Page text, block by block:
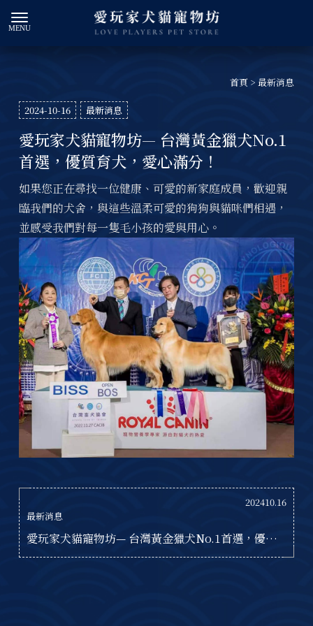
首頁 > 最新消息
2024-10-16 最新消息
愛玩家犬貓寵物坊— 台灣黃金獵犬No.1
首選，優質育犬，愛心滿分！
如果您正在尋找一位健康、可愛的新家庭成員，歡迎親
臨我們的犬舍，與這些溫柔可愛的狗狗與貓咪們相遇，
並感受我們對每一隻毛小孩的愛與用心。
202410.16
最新消息
愛玩家犬貓寵物坊— 台灣黃金獵犬No.1首選，優質
育犬，愛心滿分！